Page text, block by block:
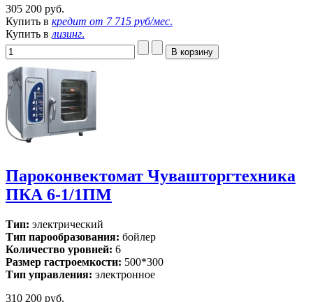
305 200 руб.
Купить в кредит от 7 715 руб/мес.
Купить в лизинг.
Пароконвектомат Чувашторгтехника
ПКА 6-1/1ПМ
Тип: электрический
Тип парообразования: бойлер
Количество уровней: 6
Размер гастроемкости: 500*300
Тип управления: электронное
310 200 руб.